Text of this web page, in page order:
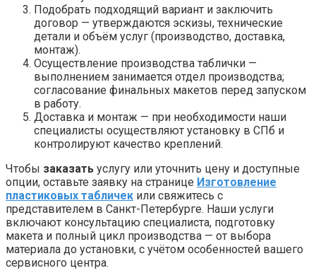
Подобрать подходящий вариант и заключить
договор — утверждаются эскизы, технические
детали и объём услуг (производство, доставка,
монтаж).
Осуществление производства таблички —
выполнением занимается отдел производства;
согласование финальных макетов перед запуском
в работу.
Доставка и монтаж — при необходимости наши
специалисты осуществляют установку в СПб и
контролируют качество креплений.
Чтобы заказать услугу или уточнить цену и доступные
опции, оставьте заявку на странице Изготовление
пластиковых табличек или свяжитесь с
представителем в Санкт-Петербурге. Наши услуги
включают консультацию специалиста, подготовку
макета и полный цикл производства — от выбора
материала до установки, с учётом особенностей вашего
сервисного центра.